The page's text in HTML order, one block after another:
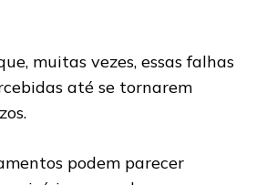
muitas vezes, essas falhas
até se tornarem
podem parecer